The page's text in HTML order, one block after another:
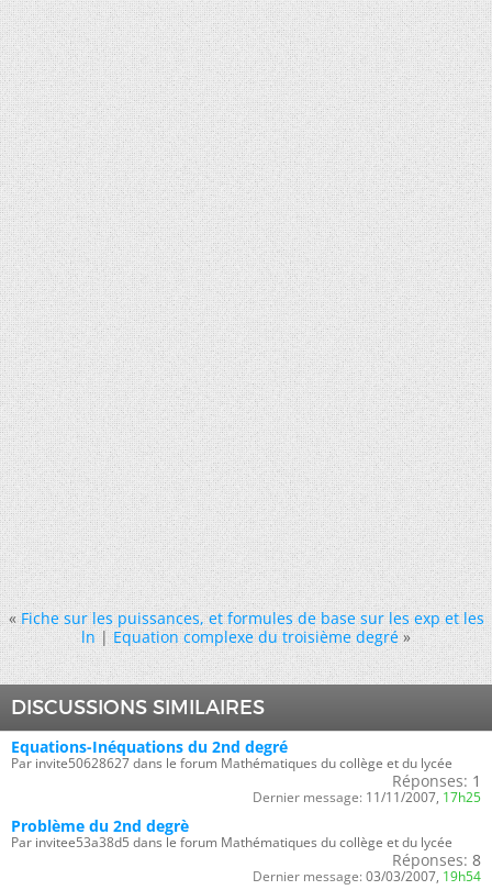
« Fiche sur les puissances, et formules de base sur les exp et les
ln|Equation complexe du troisième degré »
DISCUSSIONS SIMILAIRES
Equations-Inéquations du 2nd degré
Par invite50628627 dans le forum Mathématiques du collège et du lycée
Réponses: 1
Dernier message: 11/11/2007, 17h25
Problème du 2nd degrè
Par invitee53a38d5 dans le forum Mathématiques du collège et du lycée
Réponses: 8
Dernier message: 03/03/2007, 19h54